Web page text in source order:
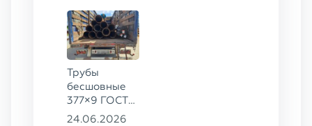
20
Трубы
бесшовные
377×9 ГОСТ
8732-78, ст.
24.06.2026